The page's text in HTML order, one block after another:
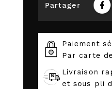
Partager
Paiement
Par carte
Livraison
et sous pli